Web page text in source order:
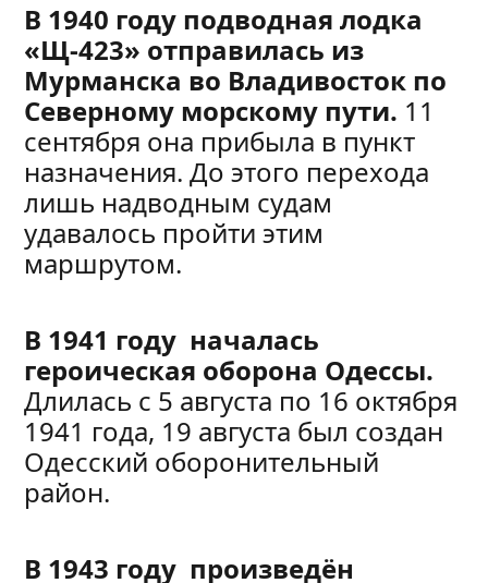
В 1940 году подводная лодка
«Щ-423» отправилась из
Мурманска во Владивосток по
Северному морскому пути. 11
сентября она прибыла в пункт
назначения. До этого перехода
лишь надводным судам
удавалось пройти этим
маршрутом.
В 1941 году началась
героическая оборона Одессы.
Длилась с 5 августа по 16 октября
1941 года, 19 августа был создан
Одесский оборонительный
район.
В 1943 году произведён